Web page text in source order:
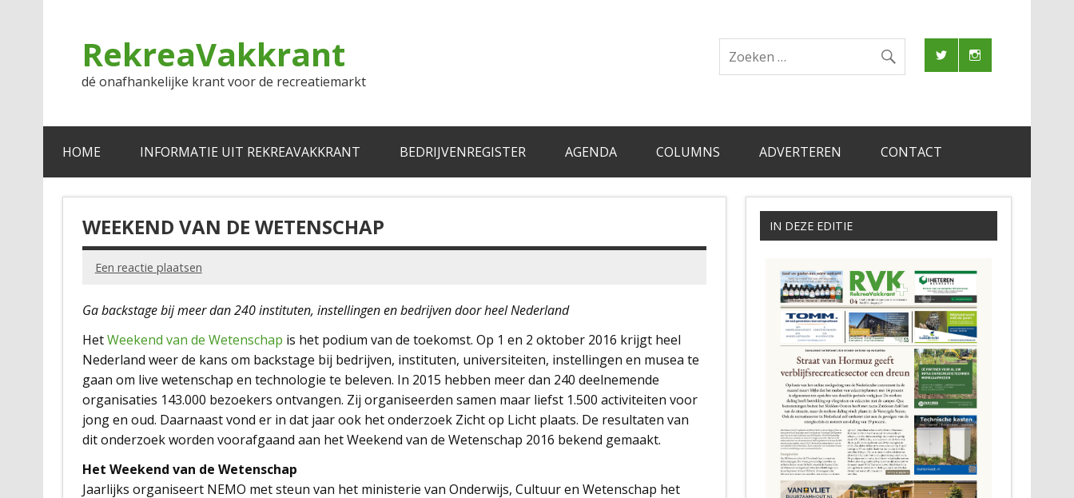
RekreaVakkrant
dé onafhankelijke krant voor de recreatiemarkt
HOME INFORMATIE UIT REKREAVAKKRANT BEDRIJVENREGISTER AGENDA COLUMNS ADVERTEREN CONTACT
WEEKEND VAN DE WETENSCHAP
Een reactie plaatsen
Ga backstage bij meer dan 240 instituten, instellingen en bedrijven door heel Nederland
HetWeekend van de Wetenschap is het podium van de toekomst. Op 1 en 2 oktober 2016 krijgt heel
Nederland weer de kans om backstage bij bedrijven, instituten, universiteiten, instellingen en musea te
gaan om live wetenschap en technologie te beleven. In 2015 hebben meer dan 240 deelnemende
organisaties 143.000 bezoekers ontvangen. Zij organiseerden samen maar liefst 1.500 activiteiten voor
jong en oud. Daarnaast vond er in dat jaar ook het onderzoek Zicht op Licht plaats. De resultaten van
dit onderzoek worden voorafgaand aan het Weekend van de Wetenschap 2016 bekend gemaakt.
Het Weekend van de Wetenschap
Jaarlijks organiseert NEMO met steun van het ministerie van Onderwijs, Cultuur en Wetenschap het
IN DEZE EDITIE